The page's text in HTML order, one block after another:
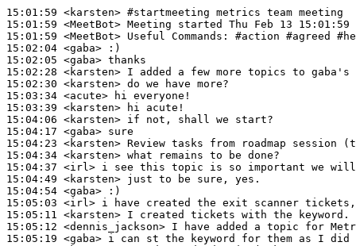
15:01:59 <karsten> #startmeeting metrics team meeting
15:01:59 <MeetBot>
15:01:59 <MeetBot>
15:02:04 <gaba>
15:02:05 <gaba>
15:02:28 <karsten>
15:02:30 <karsten>
15:03:34 <acute>
15:03:39 <karsten>
15:04:06 <karsten>
15:04:17 <gaba>
15:04:23 <karsten>
15:04:34 <karsten>
15:04:37 <irl>
15:04:49 <karsten>
15:04:54 <gaba>
15:05:03 <irl>
15:05:11 <karsten>
15:05:12 <dennis_jackson>
15:05:19 <gaba>